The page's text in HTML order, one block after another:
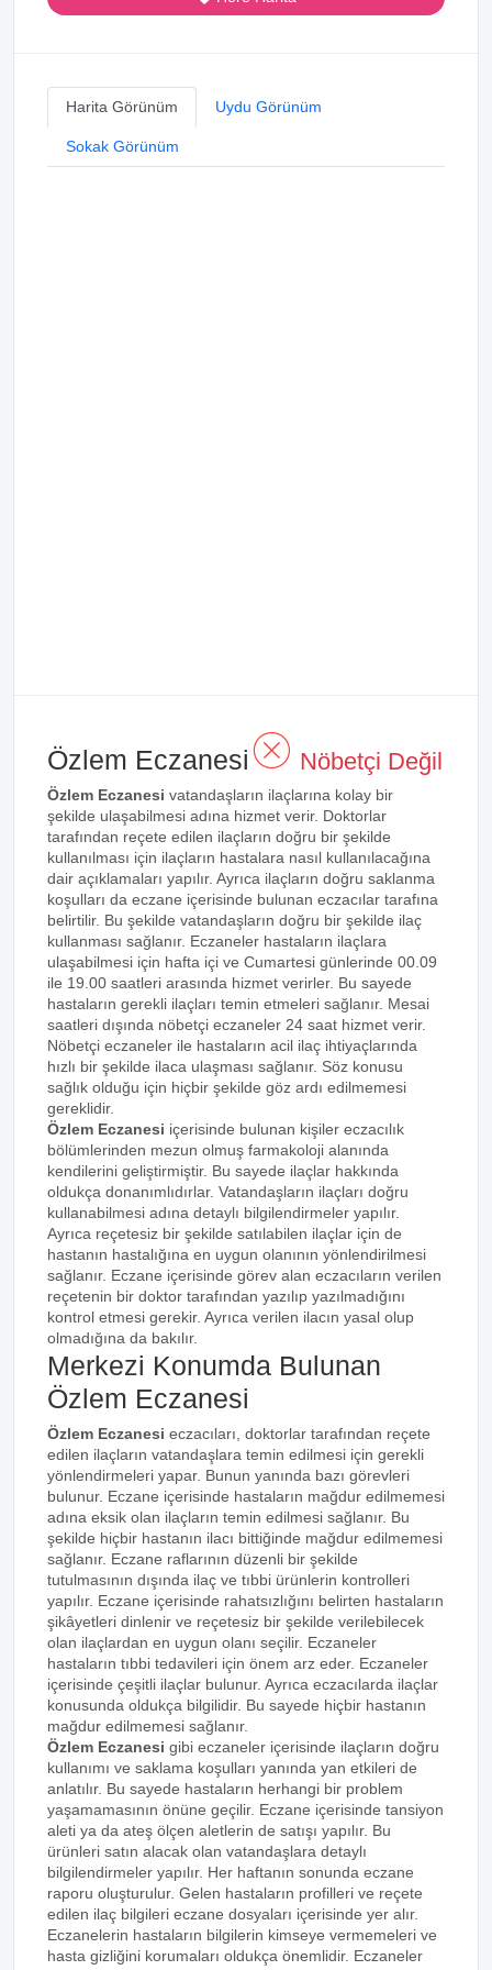
Harita Görünüm Uydu Görünüm
Sokak Görünüm
Özlem Eczanesi Nöbetçi Değil
Özlem Eczanesi vatandaşların ilaçlarına kolay bir
şekilde ulaşabilmesi adına hizmet verir. Doktorlar
tarafından reçete edilen ilaçların doğru bir şekilde
kullanılması için ilaçların hastalara nasıl kullanılacağına
dair açıklamaları yapılır. Ayrıca ilaçların doğru saklanma
koşulları da eczane içerisinde bulunan eczacılar tarafına
belirtilir. Bu şekilde vatandaşların doğru bir şekilde ilaç
kullanması sağlanır. Eczaneler hastaların ilaçlara
ulaşabilmesi için hafta içi ve Cumartesi günlerinde 00.09
ile 19.00 saatleri arasında hizmet verirler. Bu sayede
hastaların gerekli ilaçları temin etmeleri sağlanır. Mesai
saatleri dışında nöbetçi eczaneler 24 saat hizmet verir.
Nöbetçi eczaneler ile hastaların acil ilaç ihtiyaçlarında
hızlı bir şekilde ilaca ulaşması sağlanır. Söz konusu
sağlık olduğu için hiçbir şekilde göz ardı edilmemesi
gereklidir.
Özlem Eczanesi içerisinde bulunan kişiler eczacılık
bölümlerinden mezun olmuş farmakoloji alanında
kendilerini geliştirmiştir. Bu sayede ilaçlar hakkında
oldukça donanımlıdırlar. Vatandaşların ilaçları doğru
kullanabilmesi adına detaylı bilgilendirmeler yapılır.
Ayrıca reçetesiz bir şekilde satılabilen ilaçlar için de
hastanın hastalığına en uygun olanının yönlendirilmesi
sağlanır. Eczane içerisinde görev alan eczacıların verilen
reçetenin bir doktor tarafından yazılıp yazılmadığını
kontrol etmesi gerekir. Ayrıca verilen ilacın yasal olup
olmadığına da bakılır.
Merkezi Konumda Bulunan
Özlem Eczanesi
Özlem Eczanesi eczacıları, doktorlar tarafından reçete
edilen ilaçların vatandaşlara temin edilmesi için gerekli
yönlendirmeleri yapar. Bunun yanında bazı görevleri
bulunur. Eczane içerisinde hastaların mağdur edilmemesi
adına eksik olan ilaçların temin edilmesi sağlanır. Bu
şekilde hiçbir hastanın ilacı bittiğinde mağdur edilmemesi
sağlanır. Eczane raflarının düzenli bir şekilde
tutulmasının dışında ilaç ve tıbbi ürünlerin kontrolleri
yapılır. Eczane içerisinde rahatsızlığını belirten hastaların
şikâyetleri dinlenir ve reçetesiz bir şekilde verilebilecek
olan ilaçlardan en uygun olanı seçilir. Eczaneler
hastaların tıbbi tedavileri için önem arz eder. Eczaneler
içerisinde çeşitli ilaçlar bulunur. Ayrıca eczacılarda ilaçlar
konusunda oldukça bilgilidir. Bu sayede hiçbir hastanın
mağdur edilmemesi sağlanır.
Özlem Eczanesi gibi eczaneler içerisinde ilaçların doğru
kullanımı ve saklama koşulları yanında yan etkileri de
anlatılır. Bu sayede hastaların herhangi bir problem
yaşamamasının önüne geçilir. Eczane içerisinde tansiyon
aleti ya da ateş ölçen aletlerin de satışı yapılır. Bu
ürünleri satın alacak olan vatandaşlara detaylı
bilgilendirmeler yapılır. Her haftanın sonunda eczane
raporu oluşturulur. Gelen hastaların profilleri ve reçete
edilen ilaç bilgileri eczane dosyaları içerisinde yer alır.
Eczanelerin hastaların bilgilerin kimseye vermemeleri ve
hasta gizliğini korumaları oldukça önemlidir. Eczaneler